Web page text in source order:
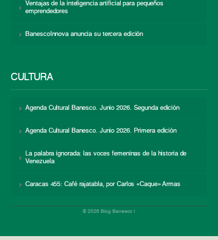
Ventajas de la inteligencia artificial para pequeños
emprendedores
BanescoInnova anuncia su tercera edición
CULTURA
Agenda Cultural Banesco. Junio 2026. Segunda edición
Agenda Cultural Banesco. Junio 2026. Primera edición
La palabra ignorada: las voces femeninas de la historia de
Venezuela
Caracas 455: Café rajatabla, por Carlos «Caque» Armas
© 2026 Blog Banesco |